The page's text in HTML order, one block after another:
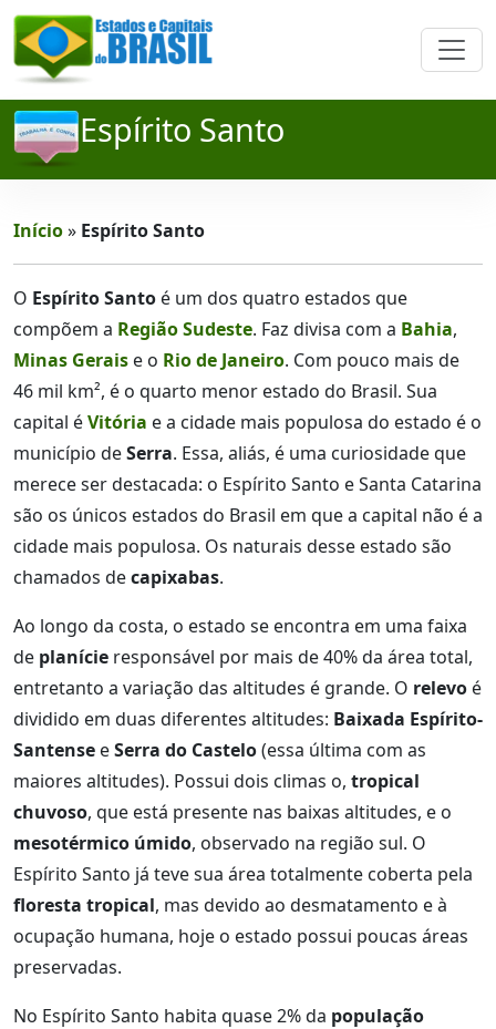
Espírito Santo
Início» Espírito Santo
O Espírito Santo é um dos quatro estados que
compõem a Região Sudeste. Faz divisa com a Bahia,
Minas Gerais e o Rio de Janeiro. Com pouco mais de
46 mil km², é o quarto menor estado do Brasil. Sua
capital éVitória e a cidade mais populosa do estado é o
município deSerra. Essa, aliás, é uma curiosidade que
merece ser destacada: o Espírito Santo e Santa Catarina
são os únicos estados do Brasil em que a capital não é a
cidade mais populosa. Os naturais desse estado são
chamados decapixabas.
Ao longo da costa, o estado se encontra em uma faixa
de planície responsável por mais de 40% da área total,
entretanto a variação das altitudes é grande. O relevo é
dividido em duas diferentes altitudes: Baixada Espírito-
Santense eSerra do Castelo(essa última com as
maiores altitudes). Possui dois climas o, tropical
chuvoso, que está presente nas baixas altitudes, e o
mesotérmico úmido, observado na região sul. O
Espírito Santo já teve sua área totalmente coberta pela
floresta tropical, mas devido ao desmatamento e à
ocupação humana, hoje o estado possui poucas áreas
preservadas.
No Espírito Santo habita quase 2% da população